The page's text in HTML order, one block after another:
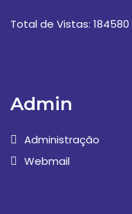
Total de Vistas: 184580
Admin
Administração
Webmail